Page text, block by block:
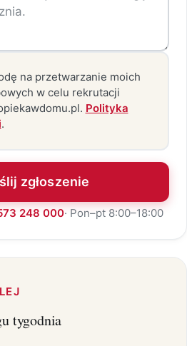
na przetwarzanie moich
w celu rekrutacji
Polityka
.
zgłoszenie
248 000· Pon–pt 8:00–18:00
tygodnia